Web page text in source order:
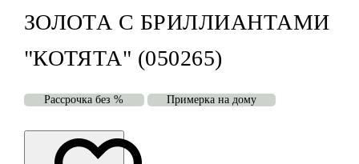
ЗОЛОТА С БРИЛЛИАНТАМИ
"КОТЯТА" (050265)
Рассрочка без % Примерка на дому